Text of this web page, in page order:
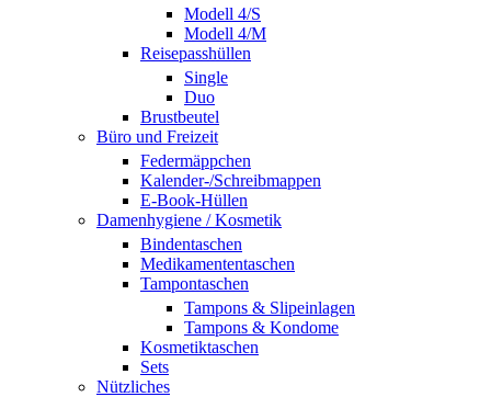
Modell 4/S
Modell 4/M
Reisepasshüllen
Single
Duo
Brustbeutel
Büro und Freizeit
Federmäppchen
Kalender-/Schreibmappen
E-Book-Hüllen
Damenhygiene / Kosmetik
Bindentaschen
Medikamententaschen
Tampontaschen
Tampons & Slipeinlagen
Tampons & Kondome
Kosmetiktaschen
Sets
Nützliches